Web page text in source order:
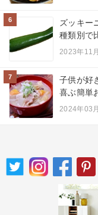
6
ズッキー
種類別で
2023年11
7
子供が好
喜ぶ簡単
2024年03